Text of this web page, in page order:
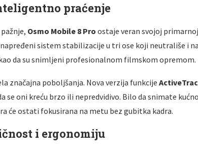
praćenje
Osmo Mobile 8 Pro ostaje veran svojoj
sistem stabilizacije u tri ose koji neutrališe i
da su snimljeni profesionalnom filmskom opremom.
značajna poboljšanja. Nova verzija funkcije
se oni kreću brzo ili nepredvidivo. Bilo da snimate
će ostati fokusirana na metu bez gubitka kadra.
i ergonomiju